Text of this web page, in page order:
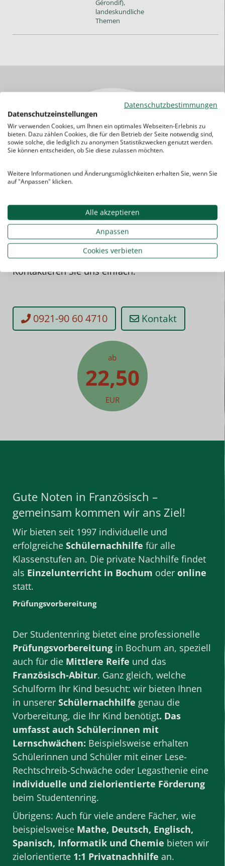
Gérondif),
landeskundliche
Themen
Sie haben noch Fragen? Kein Problem!
Kontaktieren Sie uns einfach.
0921-90 60 4710 Kontakt
ab
22,50
EUR
Gute Noten in Französisch –
gemeinsam kommen wir ans Ziel!
Wir bieten seit 1997 individuelle und
erfolgreiche Schülernachhilfe für alle
Klassenstufen an. Die private Nachhilfe findet
als Einzelunterricht in Bochum oder online
statt.
Prüfungsvorbereitung
Der Studentenring bietet eine professionelle
Prüfungsvorbereitung in Bochum an, speziell
auch für die Mittlere Reife und das
Französisch-Abitur. Ganz gleich, welche
Schulform Ihr Kind besucht: wir bieten Ihnen
in unserer Schülernachhilfe genau die
Vorbereitung, die Ihr Kind benötigt. Das
umfasst auch Schüler:innen mit
Lernschwächen: Beispielsweise erhalten
Schülerinnen und Schüler mit einer Lese-
Rechtschreib-Schwäche oder Legasthenie eine
individuelle und zielorientierte Förderung
beim Studentenring.
Übrigens: Auch für viele andere Fächer, wie
beispielsweise Mathe, Deutsch, Englisch,
Spanisch, Informatik und Chemie bieten wir
zielorientierte 1:1 Privatnachhilfe an.
Datenschutzbestimmungen
Datenschutzeinstellungen
Wir verwenden Cookies, um Ihnen ein optimales Webseiten-Erlebnis zu
bieten. Dazu zählen Cookies, die für den Betrieb der Seite notwendig sind,
sowie solche, die lediglich zu anonymen Statistikzwecken genutzt werden.
Sie können entscheiden, ob Sie diese zulassen möchten.
Weitere Informationen und Änderungsmöglichkeiten erhalten Sie, wenn Sie
auf "Anpassen" klicken.
Alle akzeptieren
Anpassen
Cookies verbieten